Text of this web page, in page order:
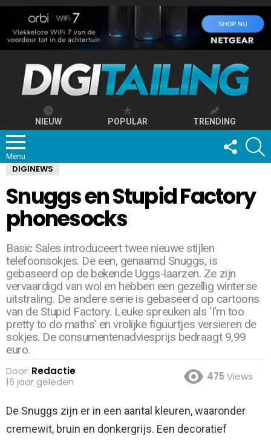
NIEUW POPULAR TRENDING
Menu
FOLLOW
US
DIGINEWS
Snuggs en Stupid Factory
phonesocks
Basic Sales introduceert twee nieuwe stijlen
telefoonsokjes. De een, genaamd Snuggs, is
gebaseerd op de bekende Uggs-laarzen. Ze zijn
vervaardigd van wol en hebben een gezellig winterse
uitstraling. De andere serie is gebaseerd op cartoons
van de Stupid Factory. Leuke spreuken als ‘I’m too
pretty to do maths’ en vrolijke figuurtjes versieren de
sokjes. De consumentenadviesprijs bedraagt 9,99
euro.
Door: Redactie
16 jaar geleden
475 Views
De Snuggs zijn er in een aantal kleuren, waaronder
cremewit, bruin en donkergrijs. Een decoratief